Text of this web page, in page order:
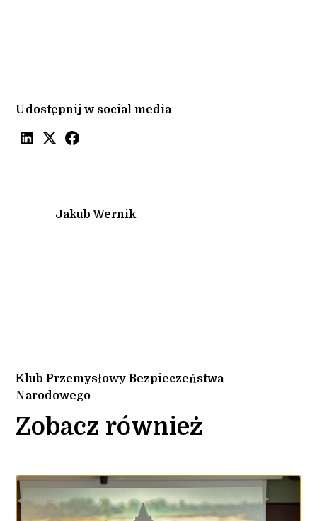
Udostępnij w social media
Jakub Wernik
Klub Przemysłowy Bezpieczeństwa
Narodowego
Zobacz również